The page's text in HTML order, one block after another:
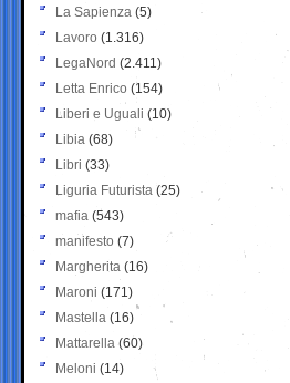
La Sapienza (5)
Lavoro (1.316)
LegaNord (2.411)
Letta Enrico (154)
Liberi e Uguali (10)
Libia (68)
Libri (33)
Liguria Futurista (25)
mafia (543)
manifesto (7)
Margherita (16)
Maroni (171)
Mastella (16)
Mattarella (60)
Meloni (14)